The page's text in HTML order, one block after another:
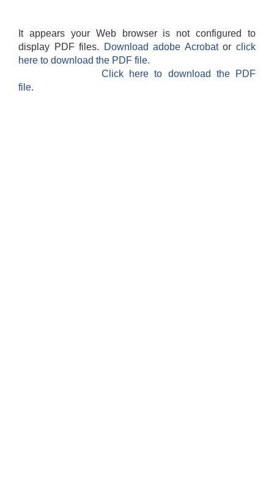
It appears your Web browser is not configured to
display PDF files.
Download adobe Acrobatorclick
here to download the PDF file.
Click here to download the PDF
file.